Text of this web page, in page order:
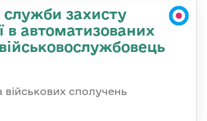
захисту
в автоматизованих
сполучень